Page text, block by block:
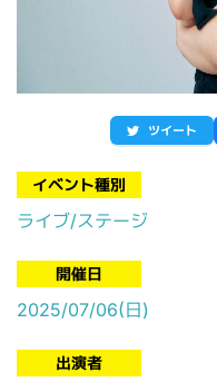
ツイート
イベント種別
ライブ/ステージ
開催日
2025/07/06(日)
出演者